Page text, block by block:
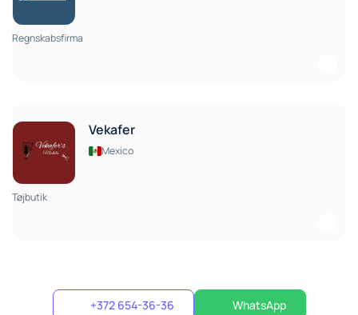
Regnskabsfirma
Vekafer
Mexico
Tøjbutik
+372 654-36-36 WhatsApp